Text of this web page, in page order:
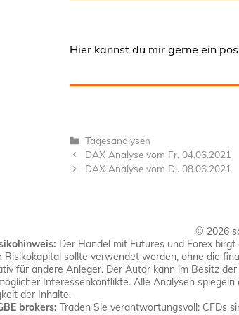
Hier kannst du mir gerne ein
Kategorien
Tagesanalysen
DAX Analyse vom Fr. 04.06.2021
DAX Analyse vom Di. 08.06.2021
© 2026
Der Handel mit Futures und Forex
Risikokapital sollte verwendet werden, ohne die
für andere Anleger. Der Autor kann im Besitz
Interessenkonflikte. Alle Analysen
der Inhalte.
brokers: Traden Sie verantwortungsvoll: CFDs